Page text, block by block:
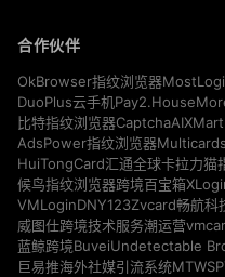
合作伙伴
OkBrowser指纹浏览器
DuoPlus云手机Pay2.House
比特指纹浏览器CaptchaAI
AdsPower指纹浏览器Multicards
HuiTongCard汇通全球卡拉力猫
候鸟指纹浏览器跨境百宝箱
VMLoginDNY123Zvcard畅航科
威图仕跨境技术服务潮运营
蓝鲸跨境BuveiUndetectable
巨易推海外社媒引流系统